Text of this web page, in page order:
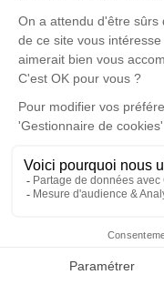
Faire-part
Un service de
ici.
Crémation
jeudi 20 mars
Crématorium
Chemin des